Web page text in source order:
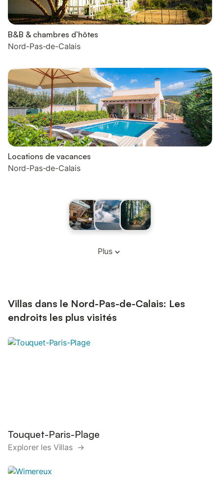
B&B & chambres d’hôtes
Nord-Pas-de-Calais
Locations de vacances
Nord-Pas-de-Calais
Plus
Villas dans le Nord-Pas-de-Calais: Les
endroits les plus visités
Touquet-Paris-Plage
Explorer les Villas →